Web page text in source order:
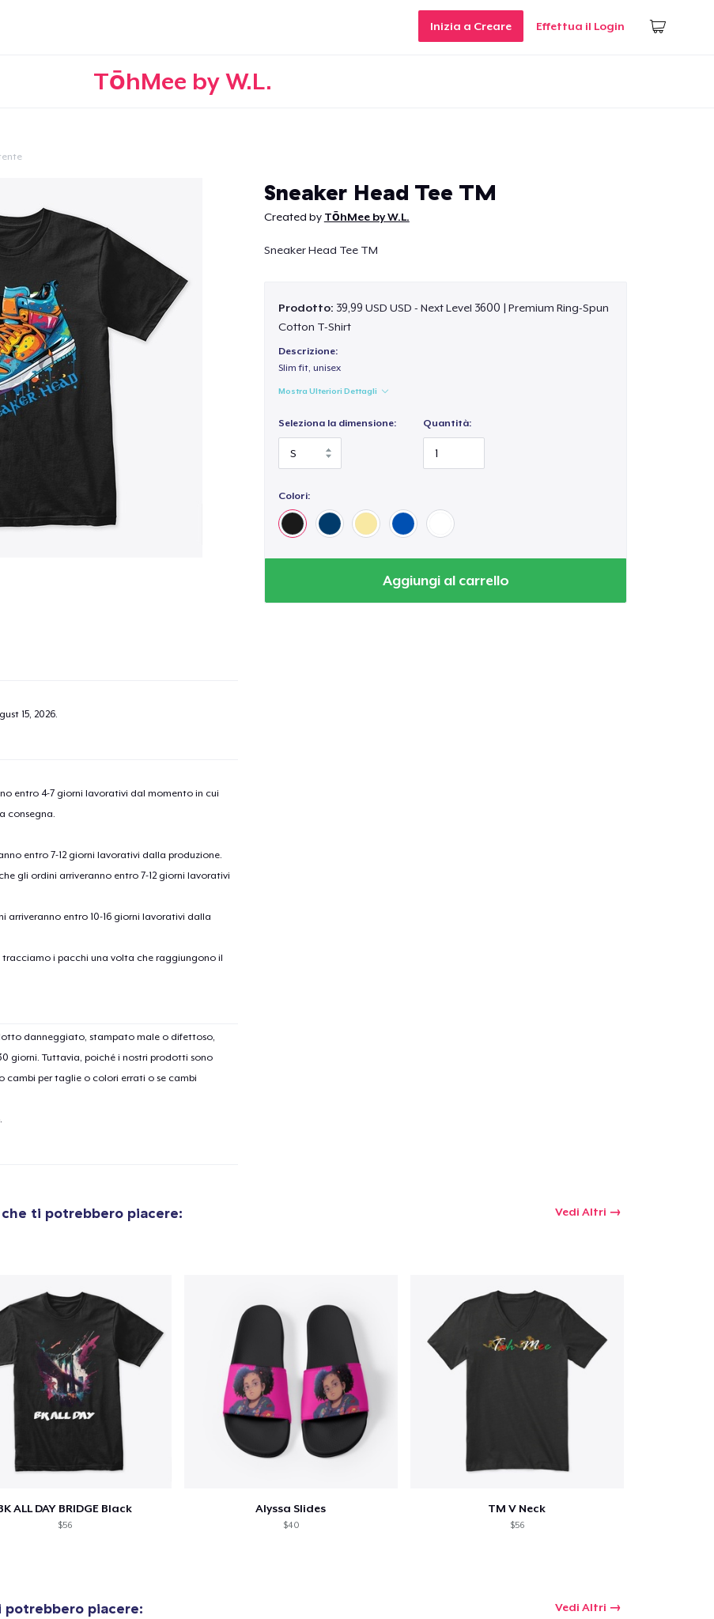
Inizia a Creare Effettua il Login
TōhMee by W.L.
Sneaker Head Tee TM
Created by TōhMee by W.L.
Sneaker Head Tee TM
Prodotto: 39,99 USD USD - Next Level 3600 | Premium Ring-Spun
Cotton T-Shirt
Descrizione:
Slim fit, unisex
Mostra Ulteriori Dettagli
Seleziona la dimensione: Quantità:
Colori:
Aggiungi al carrello
15, 2026.
entro 4-7 giorni lavorativi dal momento in cui
consegna.
entro 7-12 giorni lavorativi dalla produzione.
gli ordini arriveranno entro 7-12 giorni lavorativi
arriveranno entro 10-16 giorni lavorativi dalla
i pacchi una volta che raggiungono il
danneggiato, stampato male o difettoso,
giorni. Tuttavia, poiché i nostri prodotti sono
cambi per taglie o colori errati o se cambi
che ti potrebbero piacere: Vedi Altri
ALL DAY BRIDGE Black
$56
Alyssa Slides
$40
TM V Neck
$56
potrebbero piacere: Vedi Altri